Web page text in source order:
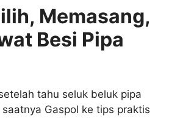
Memasang,
Besi Pipa
tahu seluk beluk pipa
Gaspol ke tips praktis